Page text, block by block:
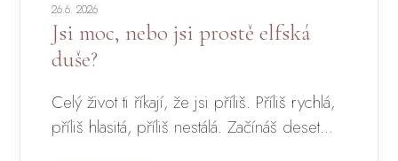
26.6. 2026
Jsi moc, nebo jsi prostě elfská
duše?
Celý život ti říkají, že jsi příliš. Příliš rychlá,
příliš hlasitá, příliš nestálá. Začínáš deset...